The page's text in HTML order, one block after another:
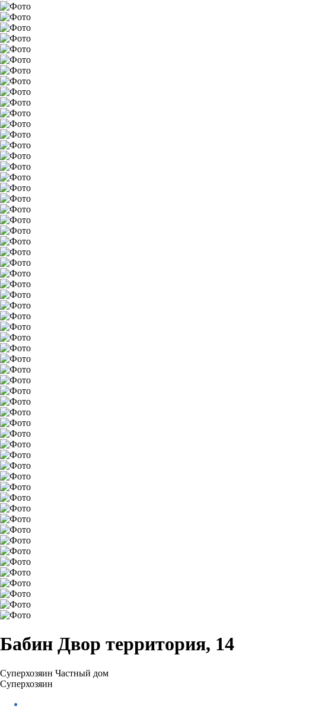
Бабин Двор территория, 14
Суперхозяин Частный дом
Суперхозяин